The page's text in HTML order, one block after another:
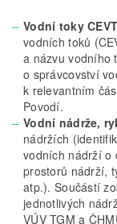
Vodní toky CEVT
vodních toků
a názvu vodního
o správcovství
k relevantním
Povodí.
Vodní nádrže,
nádržích
vodních nádrží o
prostorů nádrží,
atp.). Součástí
jednotlivých
VÚV TGM a